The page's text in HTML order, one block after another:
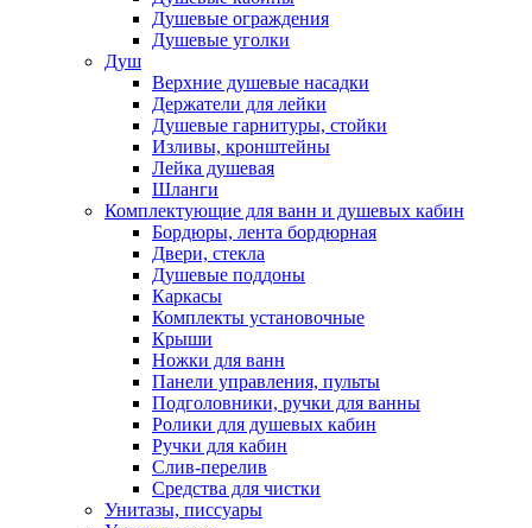
Душевые ограждения
Душевые уголки
Душ
Верхние душевые насадки
Держатели для лейки
Душевые гарнитуры, стойки
Изливы, кронштейны
Лейка душевая
Шланги
Комплектующие для ванн и душевых кабин
Бордюры, лента бордюрная
Двери, стекла
Душевые поддоны
Каркасы
Комплекты установочные
Крыши
Ножки для ванн
Панели управления, пульты
Подголовники, ручки для ванны
Ролики для душевых кабин
Ручки для кабин
Слив-перелив
Средства для чистки
Унитазы, писсуары